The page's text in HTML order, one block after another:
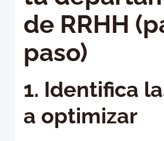
de RRHH
paso)
1. Identifica
a optimizar